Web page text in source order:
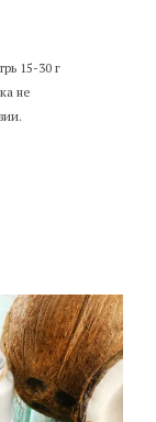
15-30 г
не